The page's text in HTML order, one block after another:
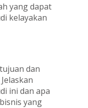
yang dapat
kelayakan
dan
ini dan apa
yang